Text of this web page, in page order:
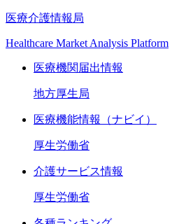
医療介護情報局
Healthcare Market Analysis Platform
医療機関届出情報
地方厚生局
医療機能情報（ナビイ）
厚生労働省
介護サービス情報
厚生労働省